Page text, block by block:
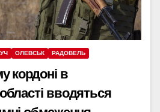
ОЛЕВСЬК РАДОВЕЛЬ
кордоні в
вводяться